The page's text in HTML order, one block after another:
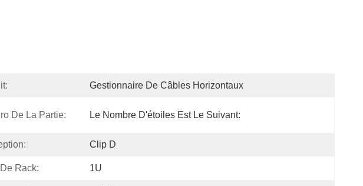
Gestionnaire De Câbles Horizontaux
De La Partie: Le Nombre D'étoiles Est Le Suivant:
Clip D
Rack: 1U